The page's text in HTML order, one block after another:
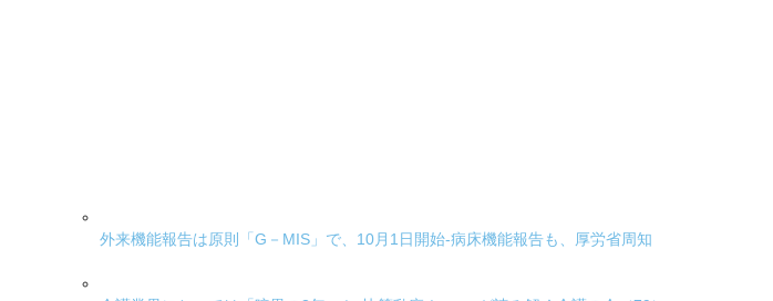
外来機能報告は原則「G－MIS」で、10月1日開始-病床機能報告も、厚労省周知